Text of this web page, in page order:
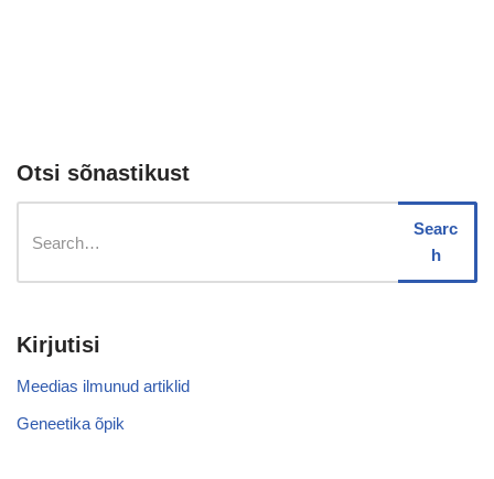
Otsi sõnastikust
Searc
h
Kirjutisi
Meedias ilmunud artiklid
Geneetika õpik